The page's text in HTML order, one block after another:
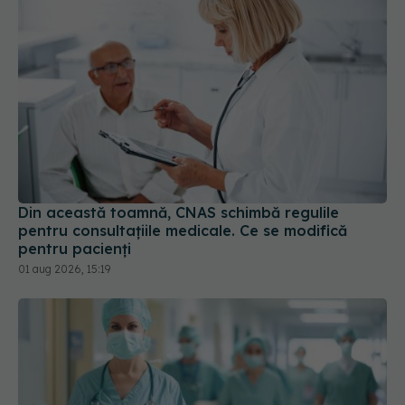
Din această toamnă, CNAS schimbă regulile
pentru consultațiile medicale. Ce se modifică
pentru pacienți
01 aug 2026, 15:19